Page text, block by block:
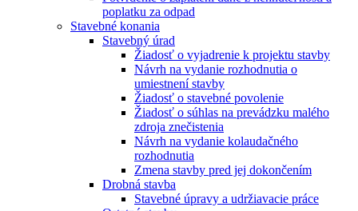
poplatku za odpad
Stavebné konania
Stavebný úrad
Žiadosť o vyjadrenie k projektu stavby
Návrh na vydanie rozhodnutia o
umiestnení stavby
Žiadosť o stavebné povolenie
Žiadosť o súhlas na prevádzku malého
zdroja znečistenia
Návrh na vydanie kolaudačného
rozhodnutia
Zmena stavby pred jej dokončením
Drobná stavba
Stavebné úpravy a udržiavacie práce